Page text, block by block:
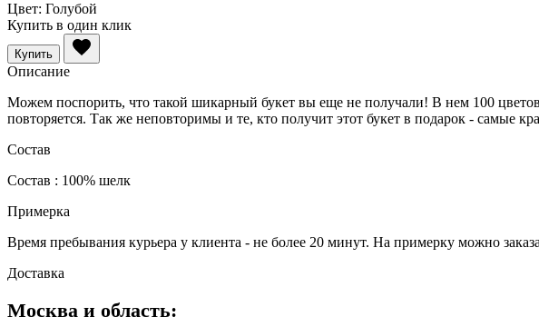
Цвет: Голубой
Купить в один клик
Купить
Описание
Можем поспорить, что такой шикарный букет вы еще не получали! В нем 100
повторяется. Так же неповторимы и те, кто получит этот букет в подарок - самые
Состав
Состав : 100% шелк
Примерка
Время пребывания курьера у клиента - не более 20 минут. На примерку можно
Доставка
Москва и область: